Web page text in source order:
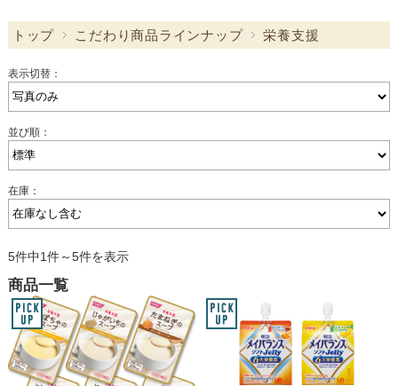
トップ こだわり商品ラインナップ 栄養支援
表示切替：
並び順：
在庫：
5件中1件～5件を表示
商品一覧